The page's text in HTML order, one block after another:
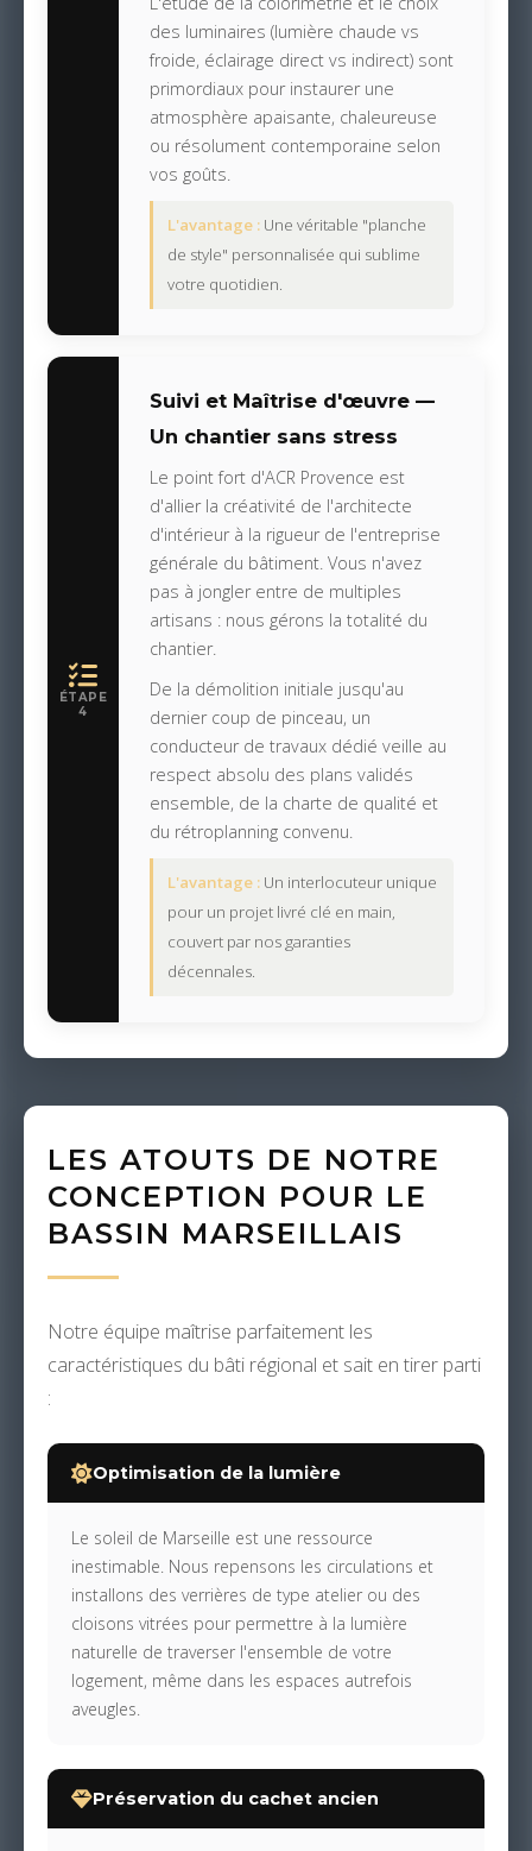
des luminaires (lumière chaude vs
froide, éclairage direct vs indirect) sont
primordiaux pour instaurer une
atmosphère apaisante, chaleureuse
ou résolument contemporaine selon
vos goûts.
L'avantage : Une véritable "planche
de style" personnalisée qui sublime
votre quotidien.
ÉTAPE
4
Suivi et Maîtrise d'œuvre —
Un chantier sans stress
Le point fort d'ACR Provence est
d'allier la créativité de l'architecte
d'intérieur à la rigueur de l'entreprise
générale du bâtiment. Vous n'avez
pas à jongler entre de multiples
artisans : nous gérons la totalité du
chantier.
De la démolition initiale jusqu'au
dernier coup de pinceau, un
conducteur de travaux dédié veille au
respect absolu des plans validés
ensemble, de la charte de qualité et
du rétroplanning convenu.
L'avantage : Un interlocuteur unique
pour un projet livré clé en main,
couvert par nos garanties
décennales.
LES ATOUTS DE NOTRE
CONCEPTION POUR LE
BASSIN MARSEILLAIS
Notre équipe maîtrise parfaitement les
caractéristiques du bâti régional et sait en tirer parti
:
Optimisation de la lumière
Le soleil de Marseille est une ressource
inestimable. Nous repensons les circulations et
installons des verrières de type atelier ou des
cloisons vitrées pour permettre à la lumière
naturelle de traverser l'ensemble de votre
logement, même dans les espaces autrefois
aveugles.
Préservation du cachet ancien